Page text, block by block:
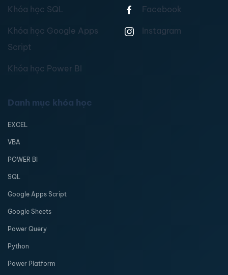
Khóa học SQL
Khóa học Google Apps
Script
Khóa học Power BI
Facebook
Instagram
Danh mục khóa học
EXCEL
VBA
POWER BI
SQL
Google Apps Script
Google Sheets
Power Query
Python
Power Platform